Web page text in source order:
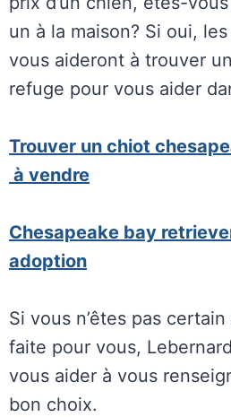
un à la maison? Si oui,
vous aideront à trouver
refuge pour vous aider
Trouver un chiot
à vendre
Chesapeake bay
adoption
Si vous n’êtes pas
faite pour vous,
vous aider à vous
bon choix.